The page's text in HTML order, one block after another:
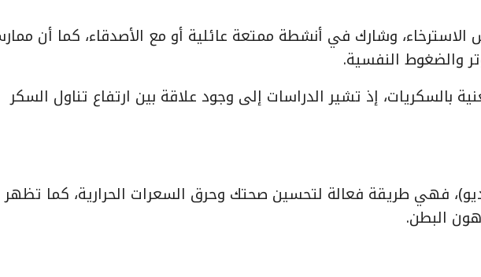
وشارك في أنشطة ممتعة عائلية أو مع الأصدقاء، كما أن
والضغوط النفسية.
بالسكريات، إذ تشير الدراسات إلى وجود علاقة بين ارتفاع تناول السكر
فهي طريقة فعالة لتحسين صحتك وحرق السعرات الحرارية، كما تظهر
البطن.